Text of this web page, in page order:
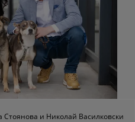
и Николай Василковски